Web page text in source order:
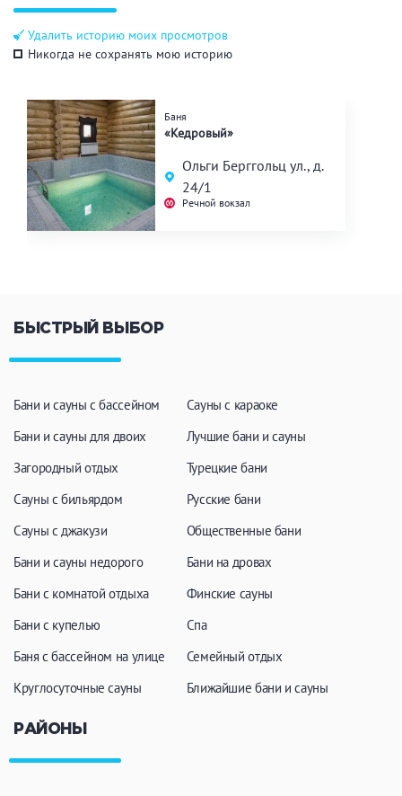
Удалить историю моих просмотров
Никогда не сохранять мою историю
Баня
«Кедровый»
Ольги Берггольц ул., д.
24/1
Речной вокзал
БЫСТРЫЙ ВЫБОР
Бани и сауны с бассейном
Бани и сауны для двоих
Загородный отдых
Сауны с бильярдом
Сауны с джакузи
Бани и сауны недорого
Бани с комнатой отдыха
Бани с купелью
Баня с бассейном на улице
Круглосуточные сауны
Сауны с караоке
Лучшие бани и сауны
Турецкие бани
Русские бани
Общественные бани
Бани на дровах
Финские сауны
Спа
Семейный отдых
Ближайшие бани и сауны
РАЙОНЫ